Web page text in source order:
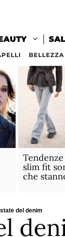
BELLEZZA
slim fit
che
del denim